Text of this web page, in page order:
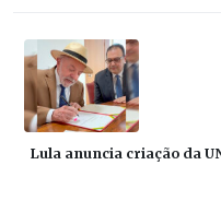
Lula anuncia criação da